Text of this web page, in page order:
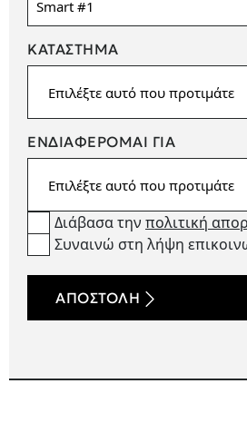
ΚΑΤΆΣΤΗΜΑ
ΕΝΔΙΑΦΕΡΟΜΑΙ ΓΙΑ
Consent
Διάβασα την πολιτική
Newsetter
Συναινώ στη λήψη